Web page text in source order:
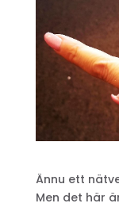
Ännu ett
Men det här